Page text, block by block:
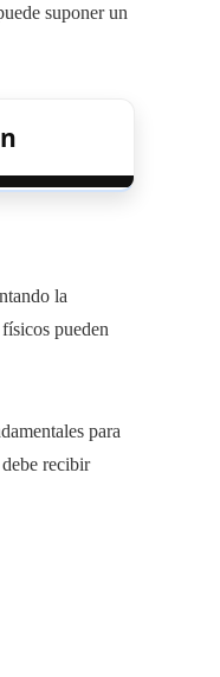
suponer un
la
pueden
para
recibir